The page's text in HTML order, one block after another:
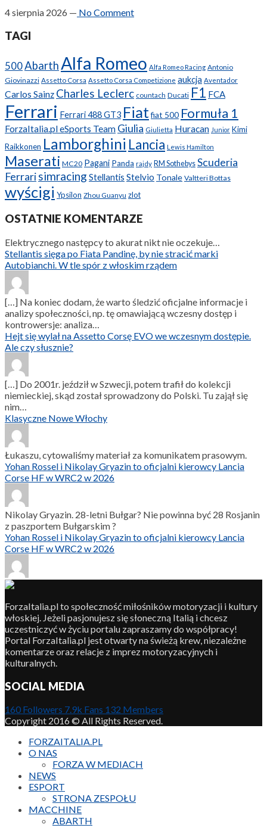
4 sierpnia 2026 — No Comment
TAGI
500AbarthAlfa Romeo Alfa Romeo Racing Antonio
Giovinazzi Assetto Corsa Assetto Corsa Competizione aukcja Aventador
Carlos Sainz Charles Leclerc countach Ducati F1 FCA
Ferrari Ferrari 488 GT3 Fiatfiat 500 Formuła 1
ForzaItalia.pl eSports Team Giulia Giulietta Huracan Junior Kimi
Raikkonen Lamborghini Lancia Lewis Hamilton
Maserati MC20 Pagani Panda rajdy RM Sothebys Scuderia
Ferrarisimracing Stellantis Stelvio Tonale Valtteri Bottas
wyścigi Ypsilon Zhou Guanyu zlot
OSTATNIE KOMENTARZE
Elektrycznego następcy to akurat nikt nie oczekuje…
Stellantis sięga po Fiata Pandinę, by nie stracić marki
Autobianchi. W tle spór z włoskim rządem
[…] Na koniec dodam, że warto śledzić oficjalne informacje i
analizy społeczności, np. tę omawiającą wczesny dostęp i
kontrowersje: analiza…
Hejt się wylał na Assetto Corsę EVO we wczesnym dostępie.
Ale czy słusznie?
[…] Do 2001r. jeździł w Szwecji, potem trafił do kolekcji
niemieckiej, skąd został sprowadzony do Polski. Tu zajął się
nim…
Klasyczne Nowe Włochy
Łukaszu, cytowaliśmy materiał za komunikatem prasowym.
Yohan Rossel i Nikolay Gryazin to oficjalni kierowcy Lancia
Corse HF w WRC2 w 2026
Nikolay Gryazin. 28-letni Bułgar? Nie powinna być 28 Rosjanin
z paszportem Bułgarskim ?
Yohan Rossel i Nikolay Gryazin to oficjalni kierowcy Lancia
Corse HF w WRC2 w 2026
ForzaItalia.pl to społeczność miłośników motoryzacji i kultury
włoskiej. Jeżeli pasjonujesz się słoneczną Italią i chcesz
uczestniczyć w życiu portalu zapraszamy do współpracy!
Portal ForzaItalia.pl jest otwarty na świeżą krew, niezależne
komentarze oraz relacje z imprez motoryzacyjnych i
kulturalnych.
SOCIAL MEDIA
160 Followers 7.9k Fans 132 Members
Copyright 2016 © All Rights Reserved.
FORZAITALIA.PL
O NAS
FORZA W MEDIACH
NEWS
ESPORT
STRONA ZESPOŁU
MACCHINE
ABARTH